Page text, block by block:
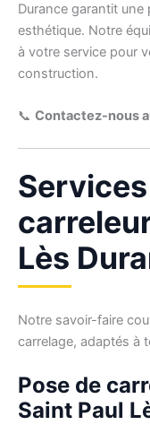
Durance garantit une
esthétique. Notre
à votre service pour
construction.
📞 Contactez-nous
Lès
Notre savoir-faire
carrelage, adaptés à
Pose de
Saint Paul